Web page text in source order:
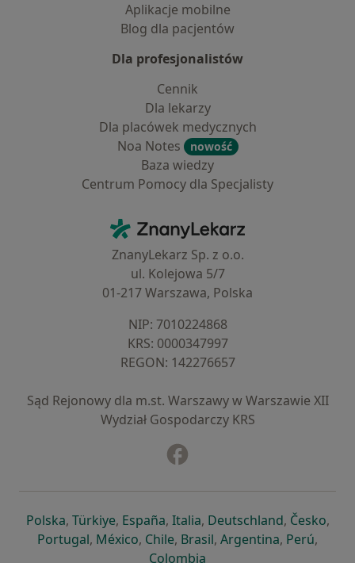
Aplikacje mobilne
Blog dla pacjentów
Dla profesjonalistów
Cennik
Dla lekarzy
Dla placówek medycznych
Noa Notes
nowość
Baza wiedzy
Centrum Pomocy dla Specjalisty
ZnanyLekarz - Strona główna
ZnanyLekarz Sp. z o.o.
ul. Kolejowa 5/7
01-217 Warszawa, Polska
NIP: ⁠7010224868
KRS: ⁠0000347997
REGON: ⁠142276657
Sąd Rejonowy dla m.st. Warszawy w Warszawie XII
Wydział Gospodarczy KRS
Polskaotwiera się w nowej karcie
, Türkiyeotwiera się w nowej karcie
, Españaotwiera się w nowej karcie
, Italiaotwiera się w nowej
, Deutschlandotwiera się
, Česko,
Portugalotwiera się w nowej karcie
, Méxicootwiera się w nowej karcie
, Chileotwiera się w nowej karcie
, Brasilotwiera się w nowej
, Argentinaotwiera się
, Perú,
Colombia